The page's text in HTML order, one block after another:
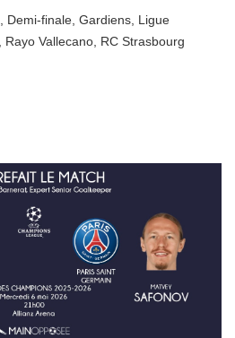
Demi-finale Gardiens Ligue
Rayo Vallecano RC Strasbourg